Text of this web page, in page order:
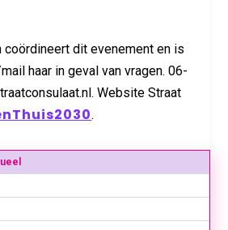
coördineert dit evenement en is
haar in geval van vragen. 06-
Website Straat
.